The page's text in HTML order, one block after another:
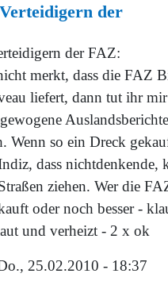
der
der FAZ:
merkt, dass die FAZ
liefert, dann tut ihr
Wenn so ein Dreck
dass nichtdenkende,
ziehen. Wer die
oder noch besser -
und verheizt - 2 x ok
25.02.2010 - 18:37